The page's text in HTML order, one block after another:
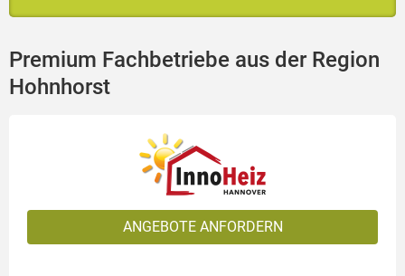
Premium Fachbetriebe aus der Region
Hohnhorst
ANGEBOTE ANFORDERN